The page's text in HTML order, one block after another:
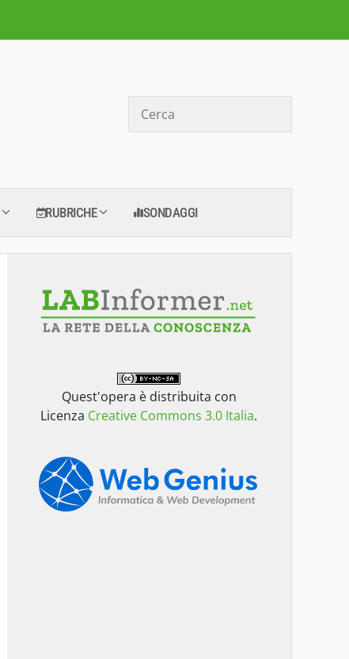
RUBRICHE SONDAGGI
Quest'opera è distribuita con
Licenza Creative Commons 3.0 Italia.